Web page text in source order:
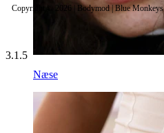
Næse
Copyright © 2026 | Bodymod | Blue
3.1.5